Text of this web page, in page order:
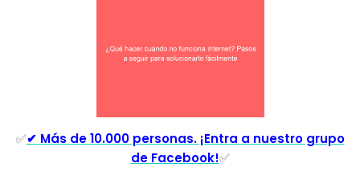
✅✔ Más de 10.000 personas. ¡Entra a nuestro grupo
de Facebook!✅